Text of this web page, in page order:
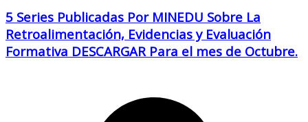
5 Series Publicadas Por MINEDU Sobre La
Retroalimentación, Evidencias y Evaluación
Formativa DESCARGAR Para el mes de Octubre.